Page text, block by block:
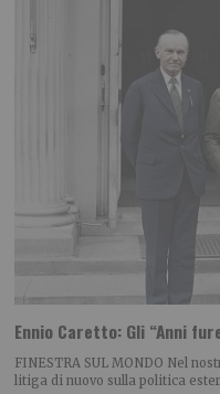
Ennio Caretto: Gli “Anni
FINESTRA SUL MONDO Nel
litiga di nuovo sulla politica